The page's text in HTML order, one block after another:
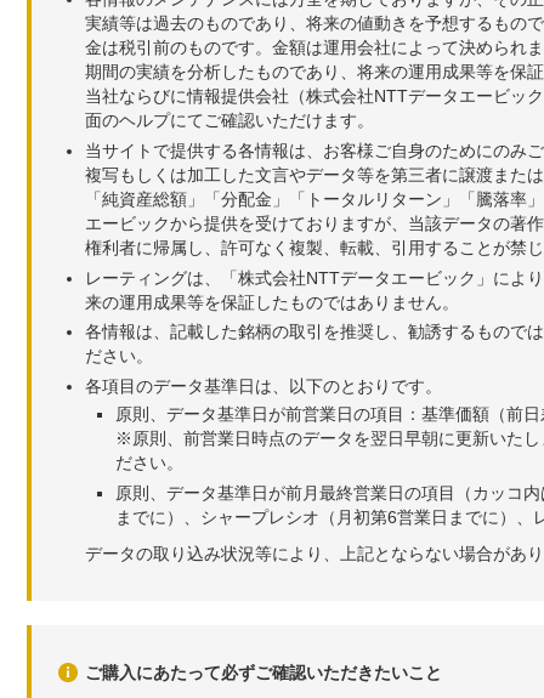
実績等は過去のものであり、将来の値動きを予想するもの
金は税引前のものです。金額は運用会社によって決められ
期間の実績を分析したものであり、将来の運用成果等を保
当社ならびに情報提供会社（株式会社NTTデータエービッ
面のヘルプにてご確認いただけます。
当サイトで提供する各情報は、お客様ご自身のためにのみ
複写もしくは加工した文言やデータ等を第三者に譲渡また
「純資産総額」「分配金」「トータルリターン」「騰落
エービックから提供を受けておりますが、当該データの著
権利者に帰属し、許可なく複製、転載、引用することが禁
レーティングは、「株式会社NTTデータエービック」によ
来の運用成果等を保証したものではありません。
各情報は、記載した銘柄の取引を推奨し、勧誘するもので
ださい。
各項目のデータ基準日は、以下のとおりです。
原則、データ基準日が前営業日の項目：基準価額（前
※原則、前営業日時点のデータを翌日早朝に更新いた
ださい。
原則、データ基準日が前月最終営業日の項目（カッコ
までに）、シャープレシオ（月初第6営業日までに）
データの取り込み状況等により、上記とならない場合があ
ご購入にあたって必ずご確認いただきたいこと